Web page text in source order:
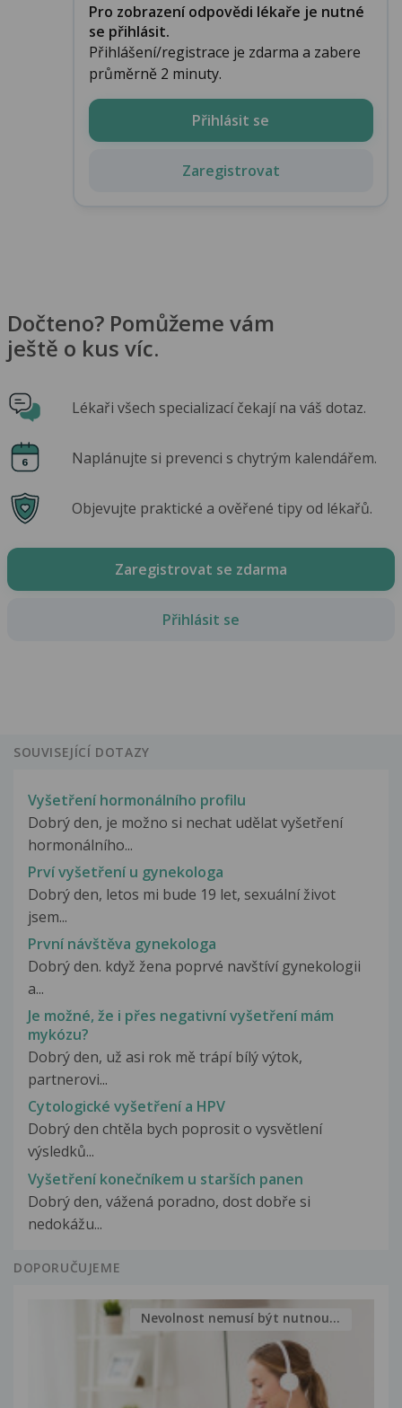
Pro zobrazení odpovědi lékaře je nutné
se přihlásit.
Přihlášení/registrace je zdarma a zabere
průměrně 2 minuty.
Přihlásit se
Zaregistrovat
Dočteno? Pomůžeme vám
ještě o kus víc.
Lékaři všech specializací čekají na váš dotaz.
Naplánujte si prevenci s chytrým kalendářem.
Objevujte praktické a ověřené tipy od lékařů.
Zaregistrovat se zdarma
Přihlásit se
SOUVISEJÍCÍ DOTAZY
Vyšetření hormonálního profilu
Dobrý den, je možno si nechat udělat vyšetření
hormonálního...
Prví vyšetření u gynekologa
Dobrý den, letos mi bude 19 let, sexuální život
jsem...
První návštěva gynekologa
Dobrý den. když žena poprvé navštíví gynekologii
a...
Je možné, že i přes negativní vyšetření mám
mykózu?
Dobrý den, už asi rok mě trápí bílý výtok,
partnerovi...
Cytologické vyšetření a HPV
Dobrý den chtěla bych poprosit o vysvětlení
výsledků...
Vyšetření konečníkem u starších panen
Dobrý den, vážená poradno, dost dobře si
nedokážu...
DOPORUČUJEME
Nevolnost nemusí být nutnou...